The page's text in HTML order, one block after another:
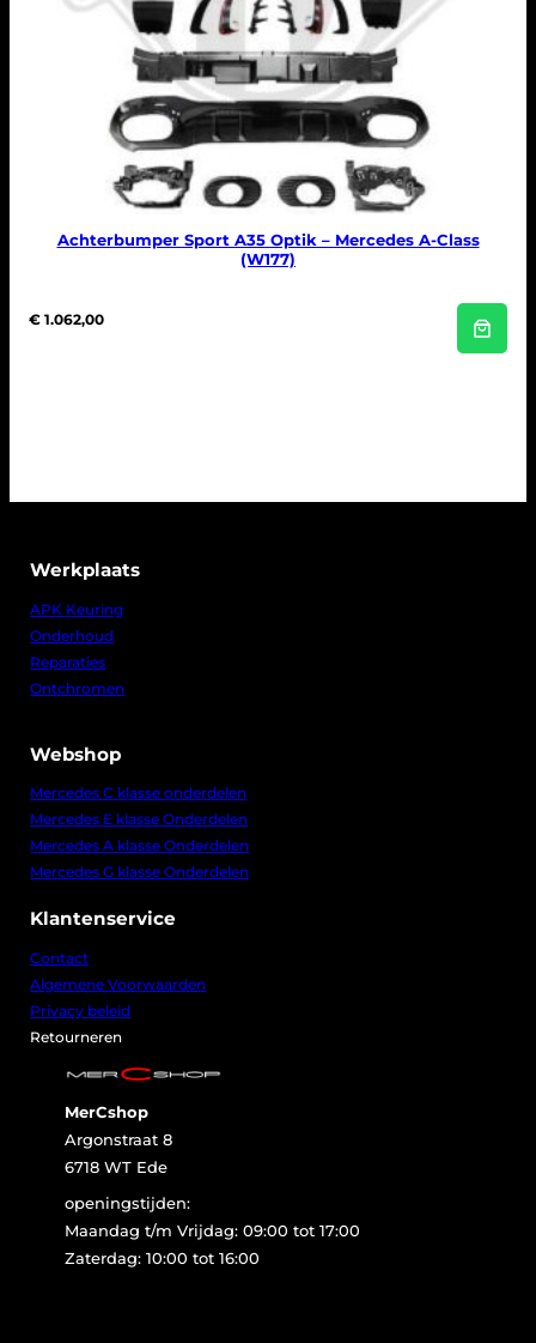
Achterbumper Sport A35 Optik – Mercedes A-Class
(W177)
€ 1.062,00
Werkplaats
APK Keuring
Onderhoud
Reparaties
Ontchromen
Webshop
Mercedes C klasse onderdelen
Mercedes E klasse Onderdelen
Mercedes A klasse Onderdelen
Mercedes G klasse Onderdelen
Klantenservice
Contact
Algemene Voorwaarden
Privacy beleid
Retourneren
MerCshop
Argonstraat 8
6718 WT Ede
openingstijden:
Maandag t/m Vrijdag: 09:00 tot 17:00
Zaterdag: 10:00 tot 16:00